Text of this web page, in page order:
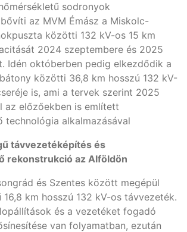
sodronyok
az MVM Émász a Miskolc-
közötti 132 kV-os 15 km
2024 szeptembere és 2025
Idén októberben pedig elkezdődik a
közötti 36,8 km hosszú 132 kV-
is, ami a tervek szerint 2025
az előzőekben is említett
technológia alkalmazásával
távvezetéképítés és
rekonstrukció az Alföldön
és Szentes között megépül
16,8 km hosszú 132 kV-os távvezeték.
és a vezetéket fogadó
van folyamatban, ezután